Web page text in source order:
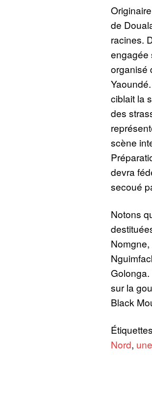
de
racines.
engagée
organisé
ciblait la
des
scène
devra
secoué
Notons
sur la
Black
Nord,